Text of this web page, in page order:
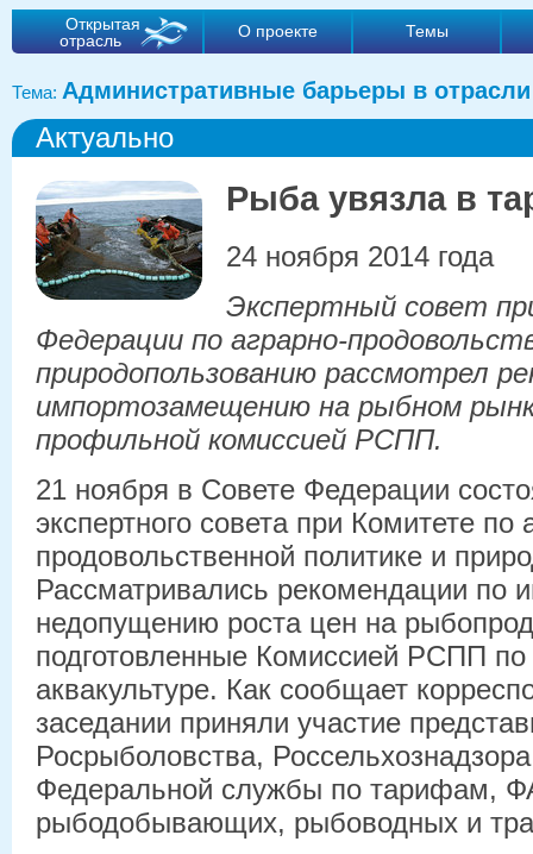
Открытая
отрасль
О проекте Темы
Тема: Административные барьеры в отрасли
Актуально
Рыба увязла в
24 ноября 2014 года
Экспертный совет
Федерации по аграрно-
природопользованию рассмотрел
импортозамещению на рыбном
профильной комиссией РСПП.
21 ноября в Совете Федерации
экспертного совета при Комитете по
продовольственной политике и
Рассматривались рекомендации по
недопущению роста цен на
подготовленные Комиссией РСПП
аквакультуре. Как сообщает
заседании приняли участие
Росрыболовства,
Федеральной службы по тарифам,
рыбодобывающих, рыбоводных и